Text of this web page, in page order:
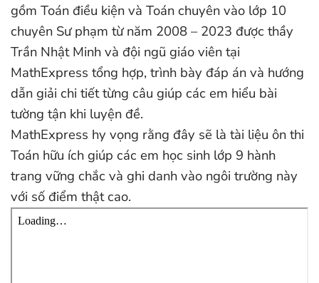
gồm Toán điều kiện và Toán chuyên vào lớp 10
chuyên Sư phạm từ năm 2008 – 2023 được thầy
Trần Nhật Minh và đội ngũ giáo viên tại
MathExpress tổng hợp, trình bày đáp án và hướng
dẫn giải chi tiết từng câu giúp các em hiểu bài
tường tận khi luyện đề.
MathExpress hy vọng rằng đây sẽ là tài liệu ôn thi
Toán hữu ích giúp các em học sinh lớp 9 hành
trang vững chắc và ghi danh vào ngôi trường này
với số điểm thật cao.